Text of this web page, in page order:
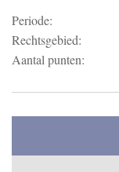
Periode:
Rechtsgebied:
Aantal punten: